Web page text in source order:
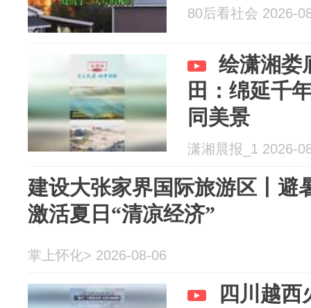
80后看社会 2026-
绘潇湘娄
田：绵延千
同美景
潇湘晨报_1 2026-
建设大张家界国际旅游区丨避
激活夏日“清凉经济”
掌上怀化> 2026-08-06
四川越西